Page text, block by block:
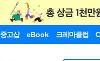
중고샵 eBook 크레마클럽